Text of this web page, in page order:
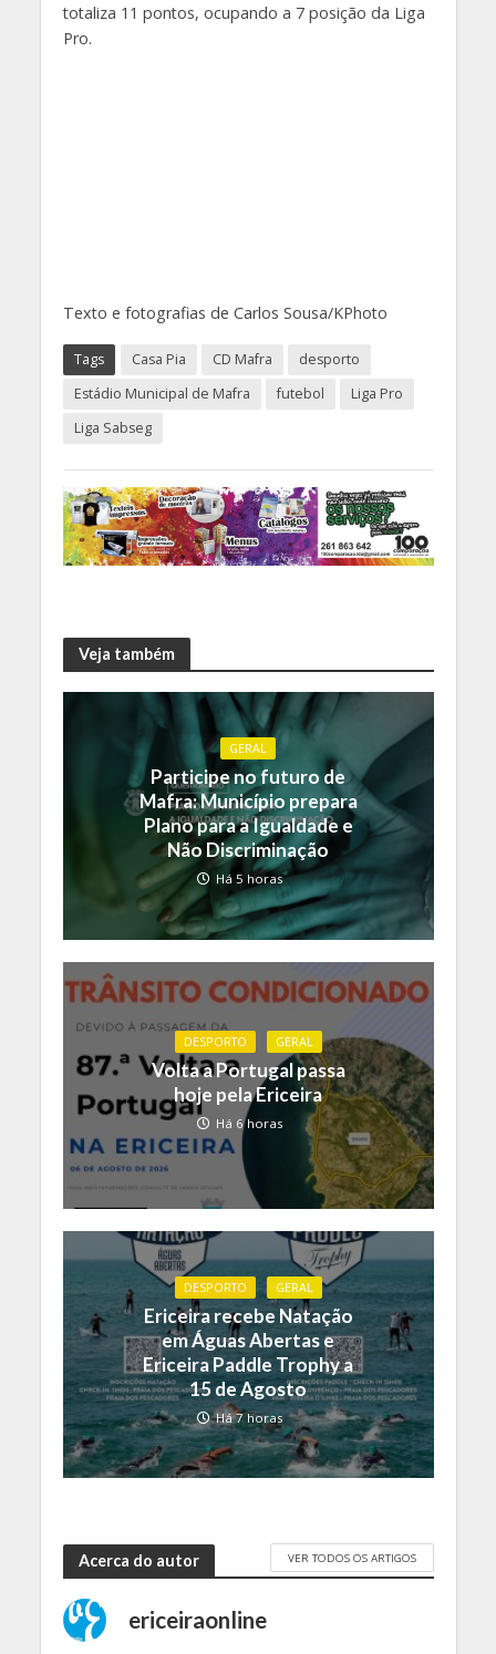
totaliza 11 pontos, ocupando a 7 posição da Liga
Pro.
Texto e fotografias de Carlos Sousa/KPhoto
Tags Casa Pia CD Mafra
desporto
Estádio Municipal de Mafra
futebol
Liga Pro
Liga Sabseg
Veja também
GERAL
Participe no futuro de
Mafra: Município prepara
Plano para a Igualdade e
Não Discriminação
Há 5 horas
DESPORTO GERAL
Volta a Portugal passa
hoje pela Ericeira
Há 6 horas
DESPORTO GERAL
Ericeira recebe Natação
em Águas Abertas e
Ericeira Paddle Trophy a
15 de Agosto
Há 7 horas
Acerca do autor VER TODOS OS ARTIGOS
ericeiraonline